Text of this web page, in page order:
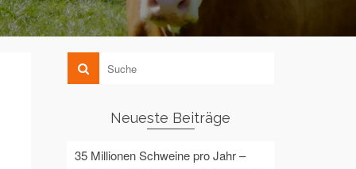
Neueste Beiträge
35 Millionen Schweine pro Jahr –